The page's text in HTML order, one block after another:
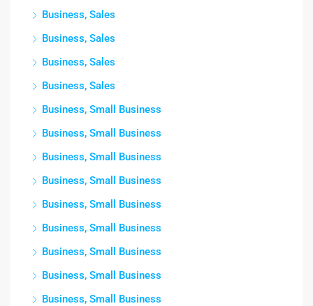
Business, Sales
Business, Sales
Business, Sales
Business, Sales
Business, Small Business
Business, Small Business
Business, Small Business
Business, Small Business
Business, Small Business
Business, Small Business
Business, Small Business
Business, Small Business
Business, Small Business